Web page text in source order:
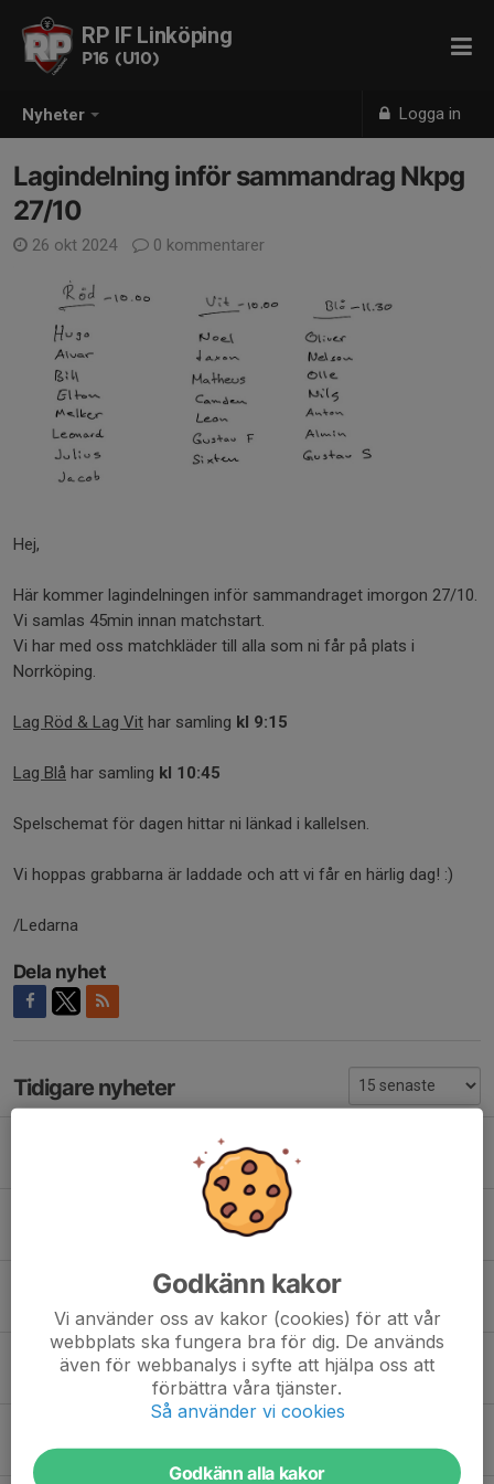
Nyheter Logga in
RP IF Linköping
P16 (U10)
Lagindelning inför sammandrag Nkpg
27/10
26 okt 2024 0 kommentarer
Hej,
Här kommer lagindelningen inför sammandraget imorgon 27/10.
Vi samlas 45min innan matchstart.
Vi har med oss matchkläder till alla som ni får på plats i
Norrköping.
Lag Röd & Lag Vit har samling kl 9:15
Lag Blå har samling kl 10:45
Spelschemat för dagen hittar ni länkad i kallelsen.
Vi hoppas grabbarna är laddade och att vi får en härlig dag! :)
/Ledarna
Dela nyhet
Tidigare nyheter
Tack för den här säsongen!
0
Matcher i Nyköping!
2 mar 2025
12 jan 2025 0
14 dec 2024 0
Godkänn kakor
Vi använder oss av kakor (cookies) för att vår
webbplats ska fungera bra för dig. De används
även för webbanalys i syfte att hjälpa oss att
förbättra våra tjänster.
Så använder vi cookies
Godkänn alla kakor